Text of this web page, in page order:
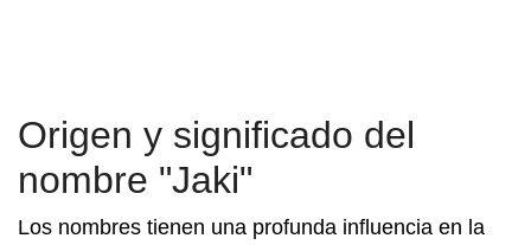
Origen y significado del
nombre "Jaki"
Los nombres tienen una profunda influencia en la